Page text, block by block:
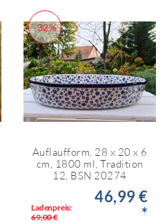
-32%
Auflaufform, 28 x 20 x 6
cm, 1800 ml, Tradition
12, BSN 20274
Ladenpreis:
69,00 €
46,99 €
*